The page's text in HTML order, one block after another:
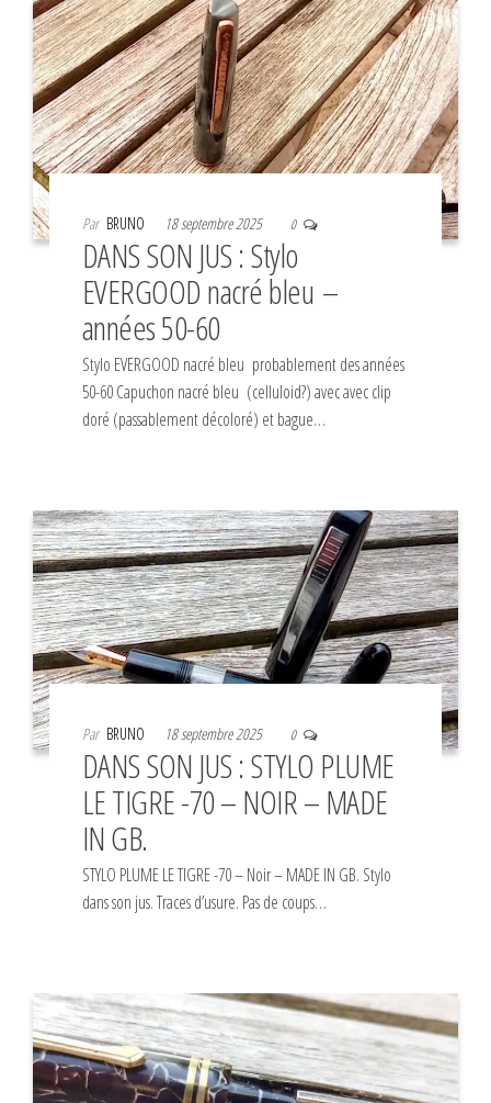
Par BRUNO 18 septembre 2025 0
DANS SON JUS : Stylo
EVERGOOD nacré bleu –
années 50-60
Stylo EVERGOOD nacré bleu probablement des années
50-60 Capuchon nacré bleu (celluloid?) avec avec clip
doré (passablement décoloré) et bague…
Par BRUNO 18 septembre 2025 0
DANS SON JUS : STYLO PLUME
LE TIGRE -70 – NOIR – MADE
IN GB.
STYLO PLUME LE TIGRE -70 – Noir – MADE IN GB. Stylo
dans son jus. Traces d’usure. Pas de coups…